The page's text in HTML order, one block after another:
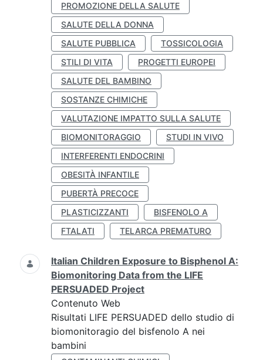
PROMOZIONE DELLA SALUTE
SALUTE DELLA DONNA
SALUTE PUBBLICA
TOSSICOLOGIA
STILI DI VITA
PROGETTI EUROPEI
SALUTE DEL BAMBINO
SOSTANZE CHIMICHE
VALUTAZIONE IMPATTO SULLA SALUTE
BIOMONITORAGGIO
STUDI IN VIVO
INTERFERENTI ENDOCRINI
OBESITÀ INFANTILE
PUBERTÀ PRECOCE
PLASTICIZZANTI
BISFENOLO A
FTALATI
TELARCA PREMATURO
Italian Children Exposure to Bisphenol A:
Biomonitoring Data from the LIFE
PERSUADED Project
Contenuto Web
Risultati LIFE PERSUADED dello studio di
biomonitoragio del bisfenolo A nei
bambini